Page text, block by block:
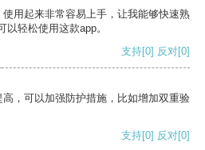
用起来非常容易上手，让我能够快速熟
轻松使用这款app。
支持[0] 反对[0]
，可以加强防护措施，比如增加双重验
支持[0] 反对[0]